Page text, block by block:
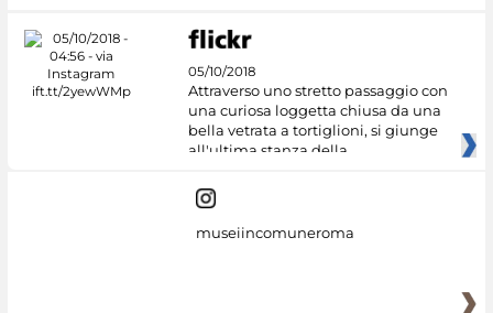
05/10/2018
Attraverso uno stretto passaggio con
una curiosa loggetta chiusa da una
bella vetrata a tortiglioni, si giunge
all'ultima stanza della
museiincomuneroma